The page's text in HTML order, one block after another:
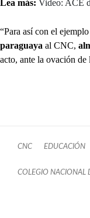
Lea más: Video: ACE
“Para así con el ejemplo
paraguaya al CNC,
acto, ante la ovación de
CNC EDUCACIÓN
COLEGIO NACIONAL